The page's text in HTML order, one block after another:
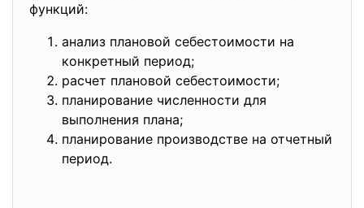
функций:
анализ плановой себестоимости на
конкретный период;
расчет плановой себестоимости;
планирование численности для
выполнения плана;
планирование производстве на отчетный
период.